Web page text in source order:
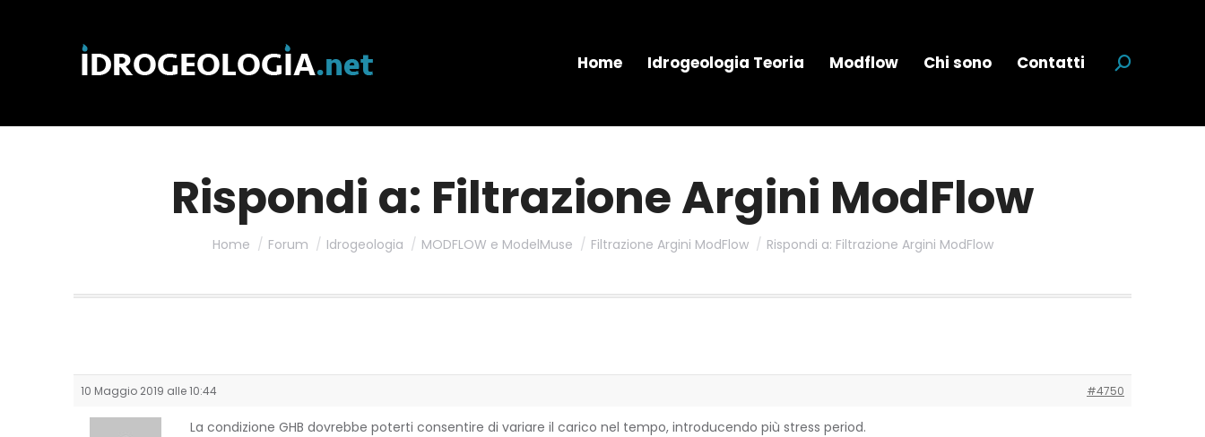
Home Idrogeologia Teoria Modflow Chi sono Contatti Cerca:
Rispondi a: Filtrazione Argini ModFlow
Home Forum Idrogeologia MODFLOW e ModelMuse Filtrazione Argini ModFlow Rispondi a: Filtrazione Argini ModFlow
10 Maggio 2019 alle 10:44 #4750
La condizione GHB dovrebbe poterti consentire di variare il carico nel tempo, introducendo più stress period.